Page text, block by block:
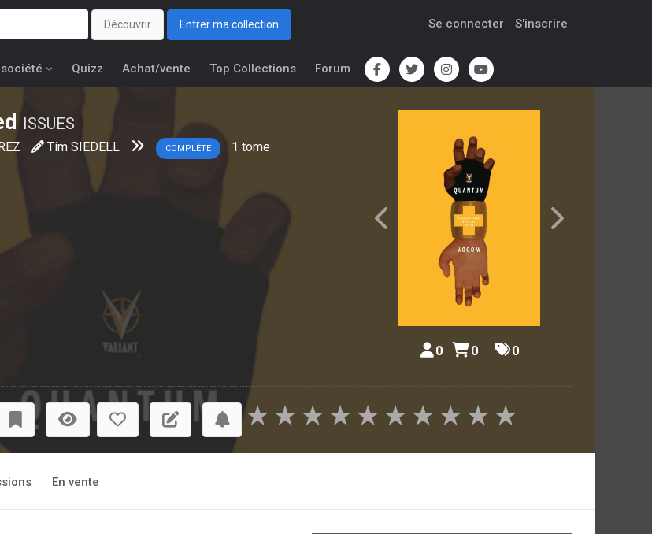
Découvrir Entrer ma collection Se connecter S'inscrire
Quizz Achat/vente Top Collections Forum
ISSUES
Tim SIEDELL COMPLÈTE 1 tome
0 0 0
★
★
★
★
★
★
★
★
★
★
En vente